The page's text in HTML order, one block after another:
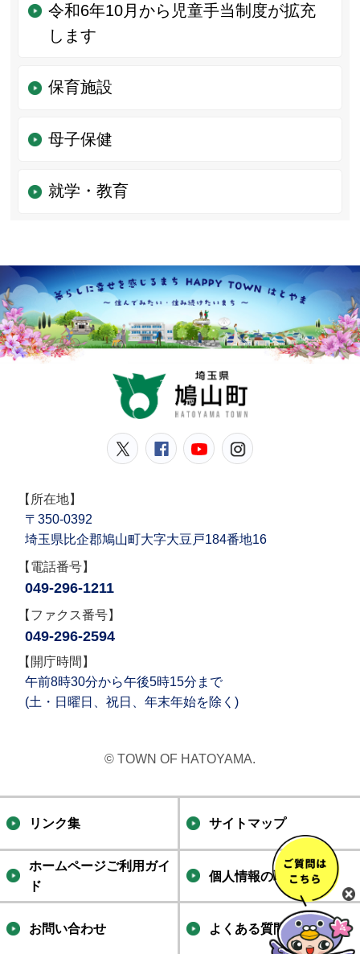
令和6年10月から児童手当制度が拡充
します
保育施設
母子保健
就学・教育
鳩山町公式Twitter
鳩山町公式Facebook
鳩山町公式
【所在地】
〒350-0392
埼玉県比企郡鳩山町大字大豆戸184番地16
【電話番号】
049-296-1211
【ファクス番号】
049-296-2594
【開庁時間】
午前8時30分から午後5時15分まで
(土・日曜日、祝日、年末年始を除く)
© TOWN OF HATOYAMA.
リンク集 サイトマップ
ホームページご利用ガイ
ド
個人情報の取り扱い
お問い合わせ よくある質問集